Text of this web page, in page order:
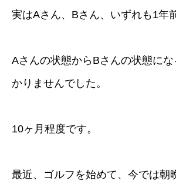
実はAさん、Bさん、いずれも1年
Aさんの状態からBさんの状態に
かりませんでした。
10ヶ月程度です。
最近、ゴルフを始めて、今では朝